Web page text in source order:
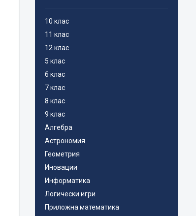
10 клас
11 клас
12 клас
5 клас
6 клас
7 клас
8 клас
9 клас
Алгебра
Астрономия
Геометрия
Иновации
Информатика
Логически игри
Приложна математика